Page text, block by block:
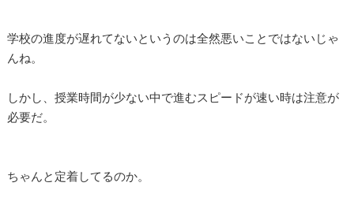
学校の進度が遅れてないというのは全然悪いことではないじゃ
んね。
しかし、授業時間が少ない中で進むスピードが速い時は注意が
必要だ。
ちゃんと定着してるのか。